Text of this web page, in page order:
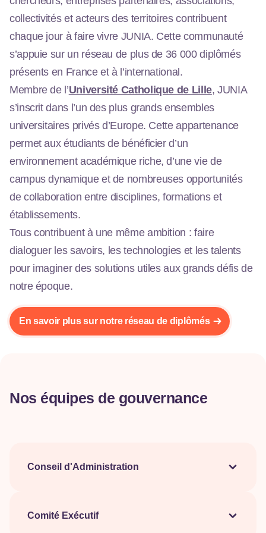
collectivités et acteurs des territoires contribuent
chaque jour à faire vivre JUNIA. Cette communauté
s’appuie sur un réseau de plus de 36 000 diplômés
présents en France et à l’international.
Membre de l’Université Catholique de Lille, JUNIA
s’inscrit dans l’un des plus grands ensembles
universitaires privés d’Europe. Cette appartenance
permet aux étudiants de bénéficier d’un
environnement académique riche, d’une vie de
campus dynamique et de nombreuses opportunités
de collaboration entre disciplines, formations et
établissements.
Tous contribuent à une même ambition : faire
dialoguer les savoirs, les technologies et les talents
pour imaginer des solutions utiles aux grands défis de
notre époque.
En savoir plus sur notre réseau de diplômés
Nos équipes de gouvernance
Conseil d'Administration
Norma LOEFFEL, 2nd Vice-Présidente
Comité Exécutif